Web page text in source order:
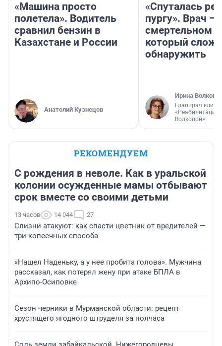
«Машина просто
полетела». Водитель
сравнил бензин в
Казахстане и России
Анатолий Кузнецов
«Спуталась
пургу». Врач —
смертельном
который
обнаружить
Ирина Волкова
Главврач
«Реабилитация
Волковой»
РЕКОМЕНДУЕМ
С рождения в неволе. Как в уральской
колонии осужденные мамы отбывают
срок вместе со своими детьми
13 часов 14 044 27
Слизни атакуют: как спасти цветник от вредителей —
три копеечных способа
«Нашел Наденьку, а у нее пробита голова». Мужчина
рассказал, как потерял жену при атаке БПЛА в
Архипо-Осиповке
Сезон черники в Мурманской области: рецепт
хрустящего ягодного штруделя за полчаса